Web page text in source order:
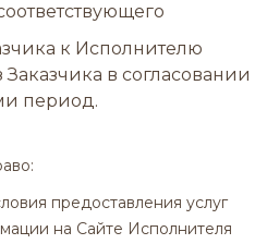
к Исполнителю
Заказчика в согласовании
период.
предоставления услуг
на Сайте Исполнителя